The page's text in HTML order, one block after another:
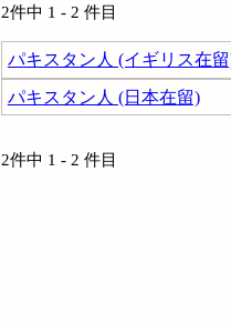
2件中 1 - 2 件目
パキスタン人 (イギリス在
パキスタン人 (日本在留)
2件中 1 - 2 件目